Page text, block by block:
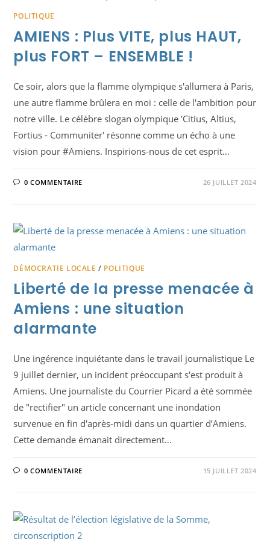
POLITIQUE
AMIENS : Plus VITE, plus HAUT,
plus FORT – ENSEMBLE !
Ce soir, alors que la flamme olympique s'allumera à Paris,
une autre flamme brûlera en moi : celle de l'ambition pour
notre ville. Le célèbre slogan olympique 'Citius, Altius,
Fortius - Communiter' résonne comme un écho à une
vision pour #Amiens. Inspirions-nous de cet esprit…
0 COMMENTAIRE 26 JUILLET 2024
DÉMOCRATIE LOCALE / POLITIQUE
Liberté de la presse menacée à
Amiens : une situation
alarmante
Une ingérence inquiétante dans le travail journalistique Le
9 juillet dernier, un incident préoccupant s'est produit à
Amiens. Une journaliste du Courrier Picard a été sommée
de "rectifier" un article concernant une inondation
survenue en fin d'après-midi dans un quartier d’Amiens.
Cette demande émanait directement…
0 COMMENTAIRE 15 JUILLET 2024